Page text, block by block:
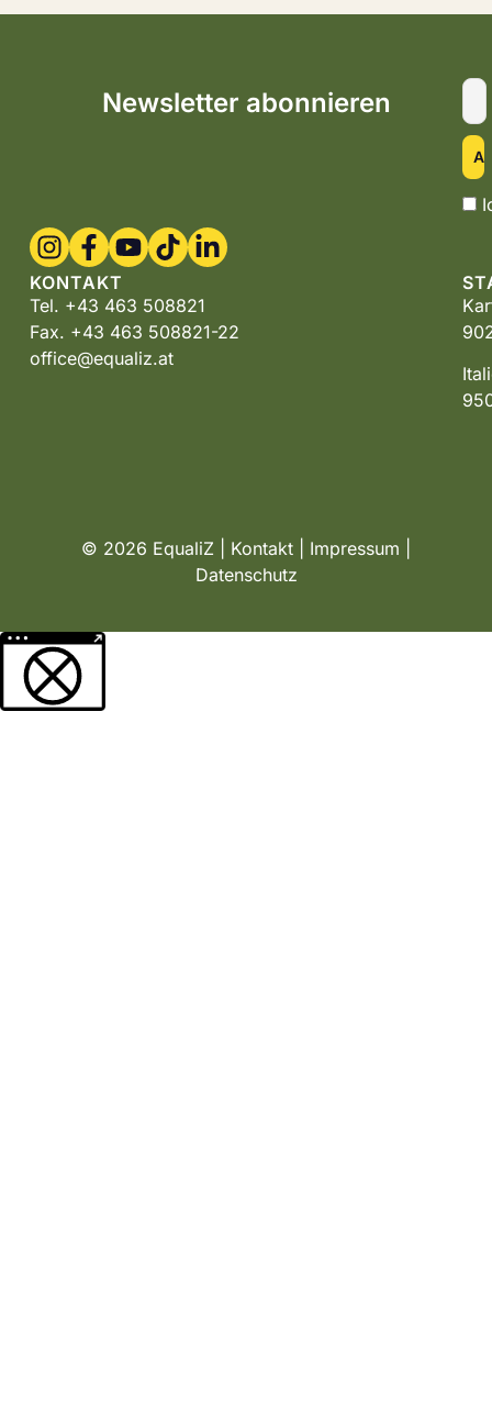
Newsletter abonnieren
KONTAKT
Tel. +43 463 508821
Fax. +43 463 508821-22
office@equaliz.at
© 2026 EqualiZ | Kontakt Impressum
Datenschutz
Weitere Informationen über den gesperrten Inhalt.